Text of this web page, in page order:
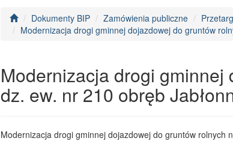
Dokumenty BIP Zamówienia publiczne
Modernizacja drogi gminnej dojazdowej do gruntów
Modernizacja drogi
dz. ew. nr 210 obręb
Modernizacja drogi gminnej dojazdowej do gruntów rolnych